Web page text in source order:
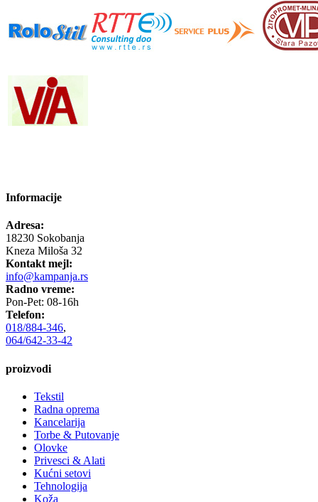
Informacije
Adresa:
18230 Sokobanja
Kneza Miloša 32
Kontakt mejl:
info@kampanja.rs
Radno vreme:
Pon-Pet: 08-16h
Telefon:
018/884-346,
064/642-33-42
proizvodi
Tekstil
Radna oprema
Kancelarija
Torbe & Putovanje
Olovke
Privesci & Alati
Kućni setovi
Tehnologija
Koža